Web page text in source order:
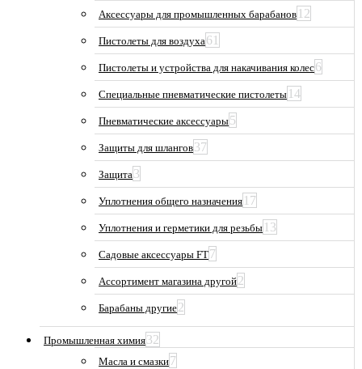
Аксессуары для промышленных барабанов 12
Пистолеты для воздуха61
Пистолеты и устройства для накачивания колес6
Специальные пневматические пистолеты 14
Пневматические аксессуары5
Защиты для шлангов37
Защита3
Уплотнения общего назначения 17
Уплотнения и герметики для резьбы 13
Садовые аксессуары FT7
Ассортимент магазина другой2
Барабаны другие2
Промышленная химия32
Масла и смазки7